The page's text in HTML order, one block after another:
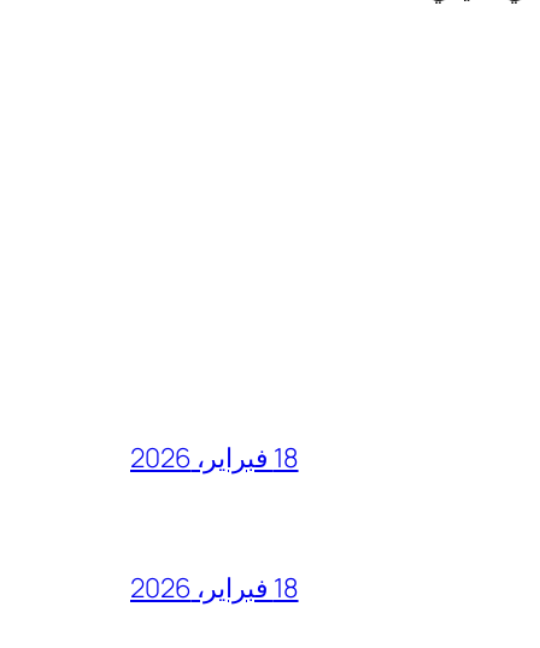
18 فبراير، 2026
18 فبراير، 2026